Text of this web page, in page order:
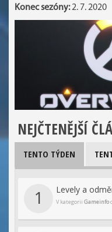
Konec sezóny:2. 7. 2020
NEJČTENĚJŠÍ
TENTO TÝDEN
1 Levely a
V kategorii Gameinfo